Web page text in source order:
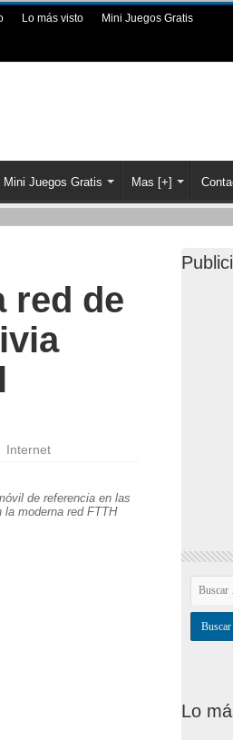
Lo más visto Mini Juegos Gratis
Mini Juegos Gratis Mas [+]
red de
Internet
de referencia en las
moderna red FTTH
Lo